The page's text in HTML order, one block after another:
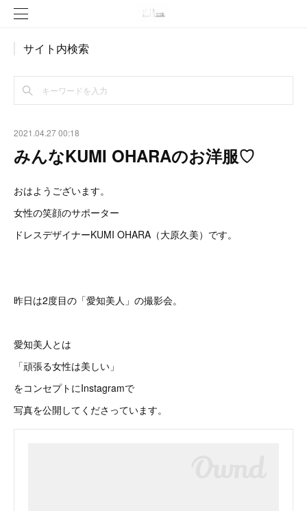
サイト内検索
2021.04.27 00:18
みんなKUMI OHARAのお洋服♡
おはようございます。
女性の笑顔のサポーター
ドレスデザイナーKUMI OHARA（大原久美）です。
昨日は2度目の「愛知美人」の撮影会。
愛知美人とは
「頑張る女性は美しい」
をコンセプトにInstagramで
写真を公開してくださっています。